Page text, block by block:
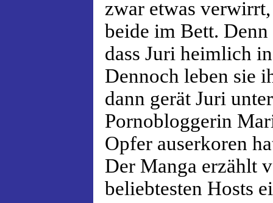
zwar etwas
beide im Bett.
dass Juri heimlich
Dennoch leben sie
dann gerät Juri
Pornobloggerin
Opfer auserkoren
Der Manga erzählt
beliebtesten Hosts